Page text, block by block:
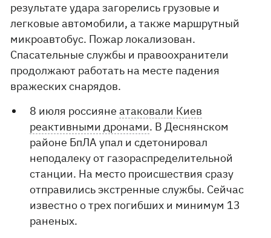
результате удара загорелись грузовые и
легковые автомобили, а также маршрутный
микроавтобус. Пожар локализован.
Спасательные службы и правоохранители
продолжают работать на месте падения
вражеских снарядов.
8 июля россиянеатаковали Киев
реактивными дронами. В Деснянском
районе БпЛА упал и сдетонировал
неподалеку от газораспределительной
станции. На место происшествия сразу
отправились экстренные службы. Сейчас
известно о трех погибших и минимум 13
раненых.